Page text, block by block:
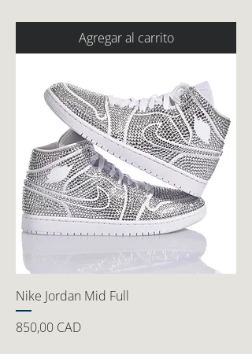
Agregar al carrito
Nike Jordan Mid Full
Precio
850,00 CAD